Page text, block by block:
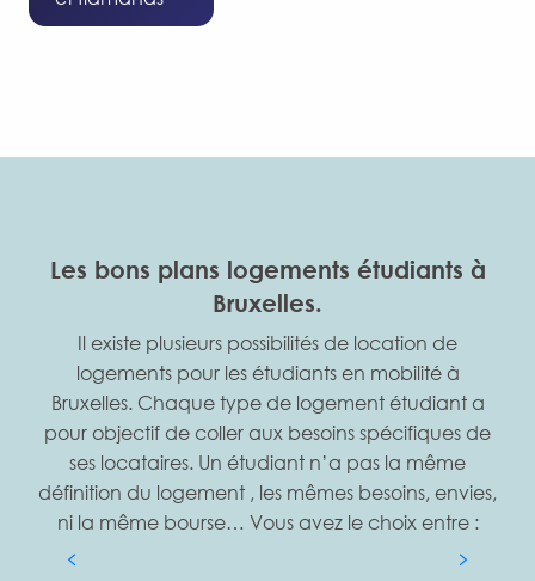
Les bons plans logements étudiants à
Bruxelles.
Il existe plusieurs possibilités de location de
logements pour les étudiants en mobilité à
Bruxelles. Chaque type de logement étudiant a
pour objectif de coller aux besoins spécifiques de
ses locataires. Un étudiant n’a pas la même
définition du logement , les mêmes besoins, envies,
ni la même bourse… Vous avez le choix entre :
Colocations